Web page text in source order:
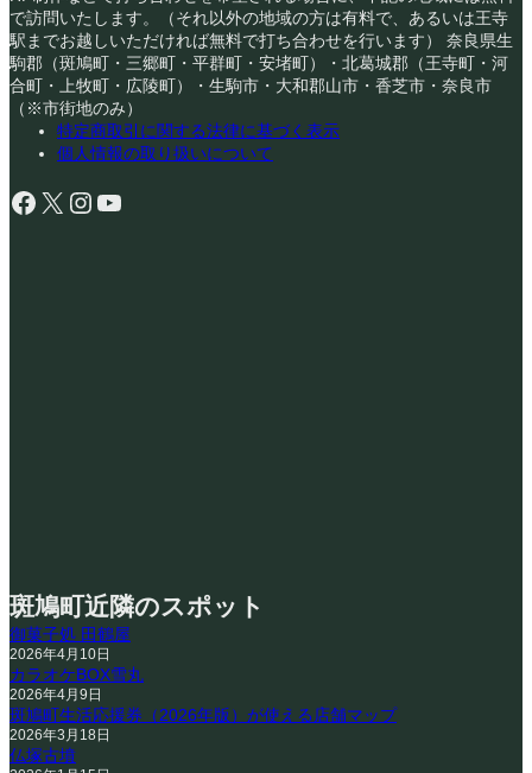
で訪問いたします。（それ以外の地域の方は有料で、あるいは王寺
駅までお越しいただければ無料で打ち合わせを行います） 奈良県生
駒郡（斑鳩町・三郷町・平群町・安堵町）・北葛城郡（王寺町・河
合町・上牧町・広陵町）・生駒市・大和郡山市・香芝市・奈良市
（※市街地のみ）
特定商取引に関する法律に基づく表示
個人情報の取り扱いについて
Facebook X Instagram YouTube
斑鳩町近隣のスポット
御菓子処 田鶴屋
2026年4月10日
カラオケBOX雪丸
2026年4月9日
斑鳩町生活応援券（2026年版）が使える店舗マップ
2026年3月18日
仏塚古墳